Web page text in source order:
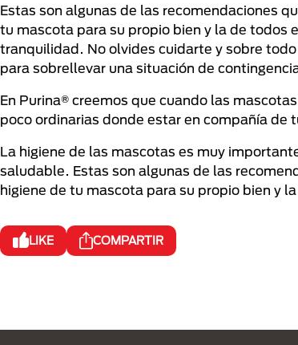
Estas son algunas de las recomendaciones
tu mascota para su propio bien y la de todos
tranquilidad. No olvides cuidarte y sobre
para sobrellevar una situación de
En Purina® creemos que cuando las
poco ordinarias donde estar en compañía
La higiene de las mascotas es muy
saludable. Estas son algunas de las
higiene de tu mascota para su propio bien y
LIKE COMPARTIR